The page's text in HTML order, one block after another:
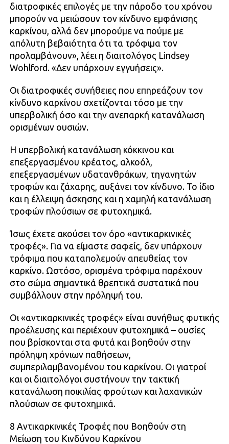
διατροφικές επιλογές με την πάροδο του χρόνου
μπορούν να μειώσουν τον κίνδυνο εμφάνισης
καρκίνου, αλλά δεν μπορούμε να πούμε με
απόλυτη βεβαιότητα ότι τα τρόφιμα τον
προλαμβάνουν», λέει η διαιτολόγος Lindsey
Wohlford. «Δεν υπάρχουν εγγυήσεις».
Οι διατροφικές συνήθειες που επηρεάζουν τον
κίνδυνο καρκίνου σχετίζονται τόσο με την
υπερβολική όσο και την ανεπαρκή κατανάλωση
ορισμένων ουσιών.
Η υπερβολική κατανάλωση κόκκινου και
επεξεργασμένου κρέατος, αλκοόλ,
επεξεργασμένων υδατανθράκων, τηγανητών
τροφών και ζάχαρης, αυξάνει τον κίνδυνο. Το ίδιο
και η έλλειψη άσκησης και η χαμηλή κατανάλωση
τροφών πλούσιων σε φυτοχημικά.
Ίσως έχετε ακούσει τον όρο «αντικαρκινικές
τροφές». Για να είμαστε σαφείς, δεν υπάρχουν
τρόφιμα που καταπολεμούν απευθείας τον
καρκίνο. Ωστόσο, ορισμένα τρόφιμα παρέχουν
στο σώμα σημαντικά θρεπτικά συστατικά που
συμβάλλουν στην πρόληψή του.
Οι «αντικαρκινικές τροφές» είναι συνήθως φυτικής
προέλευσης και περιέχουν φυτοχημικά – ουσίες
που βρίσκονται στα φυτά και βοηθούν στην
πρόληψη χρόνιων παθήσεων,
συμπεριλαμβανομένου του καρκίνου. Οι γιατροί
και οι διαιτολόγοι συστήνουν την τακτική
κατανάλωση ποικιλίας φρούτων και λαχανικών
πλούσιων σε φυτοχημικά.
8 Αντικαρκινικές Τροφές που Βοηθούν στη
Μείωση του Κινδύνου Καρκίνου